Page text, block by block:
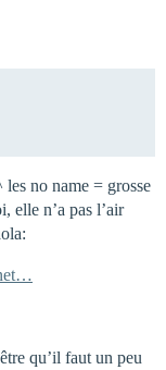
no name = grosse
elle n’a pas l’air
qu’il faut un peu